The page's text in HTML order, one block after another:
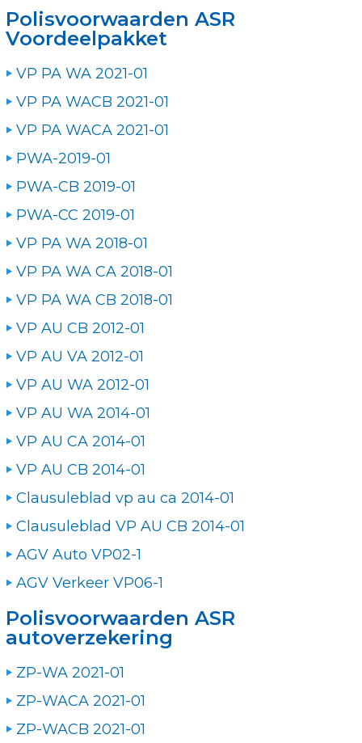
Polisvoorwaarden ASR
Voordeelpakket
VP PA WA 2021-01
VP PA WACB 2021-01
VP PA WACA 2021-01
PWA-2019-01
PWA-CB 2019-01
PWA-CC 2019-01
VP PA WA 2018-01
VP PA WA CA 2018-01
VP PA WA CB 2018-01
VP AU CB 2012-01
VP AU VA 2012-01
VP AU WA 2012-01
VP AU WA 2014-01
VP AU CA 2014-01
VP AU CB 2014-01
Clausuleblad vp au ca 2014-01
Clausuleblad VP AU CB 2014-01
AGV Auto VP02-1
AGV Verkeer VP06-1
Polisvoorwaarden ASR
autoverzekering
ZP-WA 2021-01
ZP-WACA 2021-01
ZP-WACB 2021-01